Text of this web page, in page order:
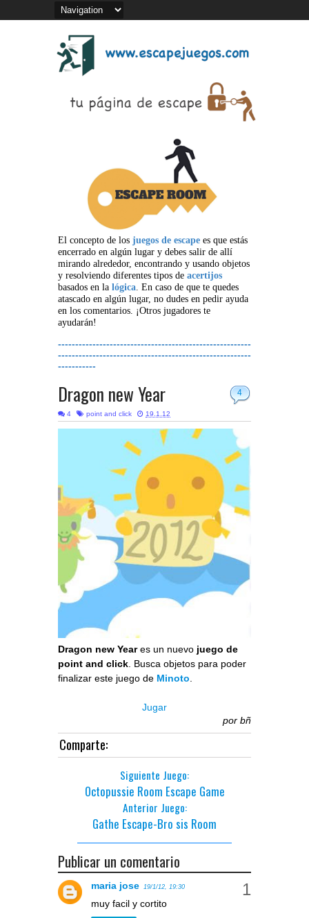
El concepto de los juegos de escape es que estás
encerrado en algún lugar y debes salir de allí
mirando alrededor, encontrando y usando objetos
y resolviendo diferentes tipos de acertijos
basados en la lógica. En caso de que te quedes
atascado en algún lugar, no dudes en pedir ayuda
en los comentarios. ¡Otros jugadores te
ayudarán!
--------------------------------------------------------
--------------------------------------------------------
-----------
4
Dragon new Year
4 point and click 19.1.12
Dragon new Yeares un nuevo juego de
point and click . Busca objetos para poder
finalizar este juego de Minoto
Jugar
por bñ
Comparte:
Siguiente Juego:
Octopussie Room Escape Game
Anterior Juego:
Gathe Escape-Bro sis Room
Publicar un comentario
maria jose 19/1/12, 19:30
muy facil y cortito